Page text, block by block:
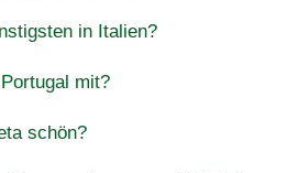
in Italien?
mit?
schön?